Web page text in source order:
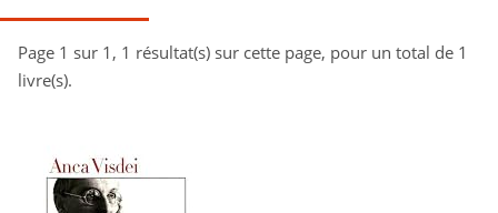
Page 1 sur 1, 1 résultat(s) sur cette page, pour un total de 1
livre(s).